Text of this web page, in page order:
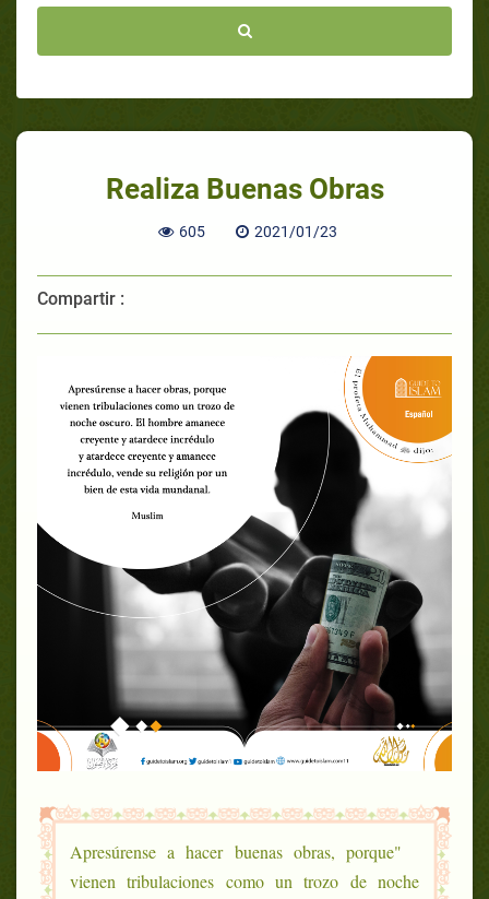
Realiza Buenas Obras
605 2021/01/23
Compartir :
"Apresúrense a hacer buenas obras, porque
vienen tribulaciones como un trozo de noche